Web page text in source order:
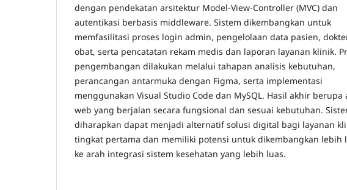
dengan pendekatan arsitektur Model-View-Controller (MVC) dan
autentikasi berbasis middleware. Sistem dikembangkan untuk
memfasilitasi proses login admin, pengelolaan data pasien,
obat, serta pencatatan rekam medis dan laporan layanan klinik.
pengembangan dilakukan melalui tahapan analisis kebutuhan,
perancangan antarmuka dengan Figma, serta implementasi
menggunakan Visual Studio Code dan MySQL. Hasil akhir berupa
web yang berjalan secara fungsional dan sesuai kebutuhan.
diharapkan dapat menjadi alternatif solusi digital bagi layanan
tingkat pertama dan memiliki potensi untuk dikembangkan lebih
ke arah integrasi sistem kesehatan yang lebih luas.